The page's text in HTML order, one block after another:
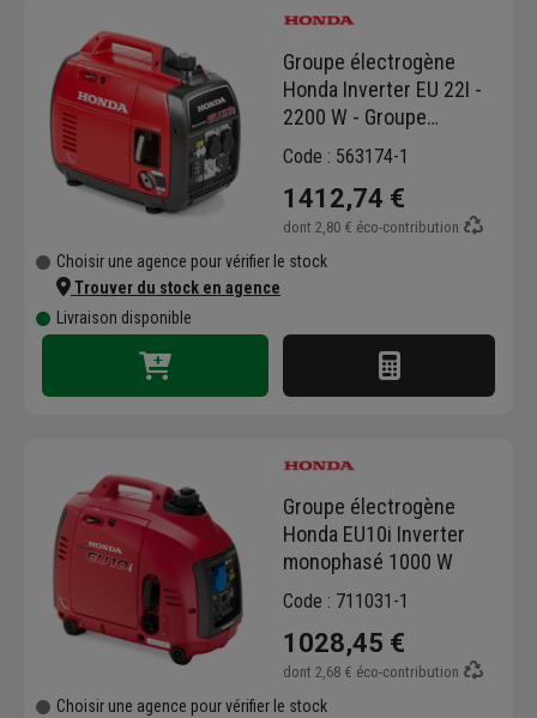
Groupe électrogène
Honda Inverter EU 22I -
2200 W - Groupe
électrogène silencieux
et portable à essence
Code : 563174-1
1412,74 €
dont 2,80 € éco-contribution
Choisir une agence pour vérifier le stock
Trouver du stock en agence
Livraison disponible
Groupe électrogène
Honda EU10i Inverter
monophasé 1000 W
Code : 711031-1
1028,45 €
dont 2,68 € éco-contribution
Choisir une agence pour vérifier le stock